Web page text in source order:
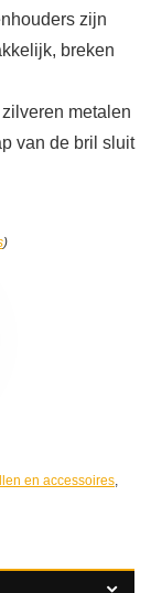
zijn
breken
metalen
van de bril sluit
)
en accessoires,